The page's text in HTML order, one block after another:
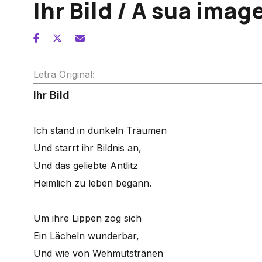
Ihr Bild / A sua
Letra Original:
Ihr Bild
Ich stand in dunkeln Träumen
Und starrt ihr Bildnis an,
Und das geliebte Antlitz
Heimlich zu leben begann.
Um ihre Lippen zog sich
Ein Lächeln wunderbar,
Und wie von Wehmutstränen